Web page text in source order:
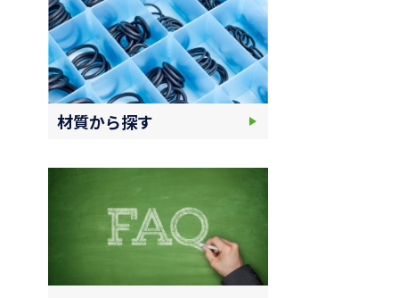
材質から探す